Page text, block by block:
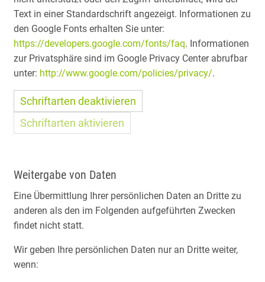
Text in einer Standardschrift angezeigt. Informationen zu
den Google Fonts erhalten Sie unter:
https://developers.google.com/fonts/faq. Informationen
zur Privatsphäre sind im Google Privacy Center abrufbar
unter: http://www.google.com/policies/privacy/.
Schriftarten deaktivieren
Schriftarten aktivieren
Weitergabe von Daten
Eine Übermittlung Ihrer persönlichen Daten an Dritte zu
anderen als den im Folgenden aufgeführten Zwecken
findet nicht statt.
Wir geben Ihre persönlichen Daten nur an Dritte weiter,
wenn: